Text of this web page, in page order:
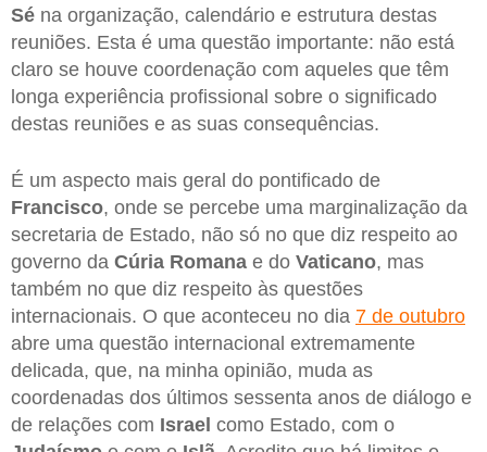
Sé na organização, calendário e estrutura destas
reuniões. Esta é uma questão importante: não está
claro se houve coordenação com aqueles que têm
longa experiência profissional sobre o significado
destas reuniões e as suas consequências.
É um aspecto mais geral do pontificado de
Francisco, onde se percebe uma marginalização da
secretaria de Estado, não só no que diz respeito ao
governo da Cúria Romana e do Vaticano, mas
também no que diz respeito às questões
internacionais. O que aconteceu no dia 7 de outubro
abre uma questão internacional extremamente
delicada, que, na minha opinião, muda as
coordenadas dos últimos sessenta anos de diálogo e
de relações com Israel como Estado, com o